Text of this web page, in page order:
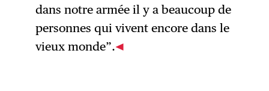
dans notre armée il y a beaucoup de
personnes qui vivent encore dans le
vieux monde”.